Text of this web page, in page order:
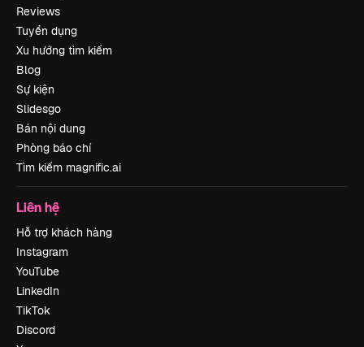
Reviews
Tuyển dụng
Xu hướng tìm kiếm
Blog
Sự kiện
Slidesgo
Bán nội dung
Phòng báo chí
Tìm kiếm magnific.ai
Liên hệ
Hỗ trợ khách hàng
Instagram
YouTube
LinkedIn
TikTok
Discord